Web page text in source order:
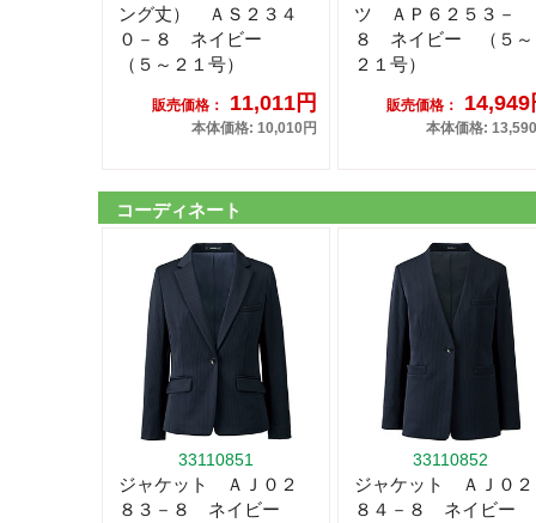
ング丈） ＡＳ２３４
０－８ ネイビー
（５～２１号）
販売価格： 11,011円
本体価格: 10,010円
ツ ＡＰ６２５３－
８ ネイビー （５～
２１号）
販売価格： 14,949
本体価格:
コーディネート
33110851
ジャケット ＡＪ０２
８３－８ ネイビー
33110852
ジャケット ＡＪ０２
８４－８ ネイビー